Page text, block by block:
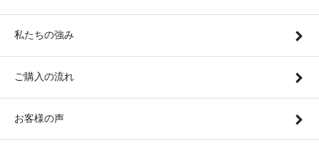
私たちの強み
ご購入の流れ
お客様の声